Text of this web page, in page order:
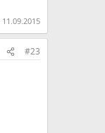
11.09.2015
#23